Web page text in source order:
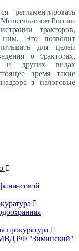
регламентировать
России
тракторов,
Это позволит
для целей
о тракторах,
и других видах
время такие
в налоговые
прокуратура
РФ "Зиминский"